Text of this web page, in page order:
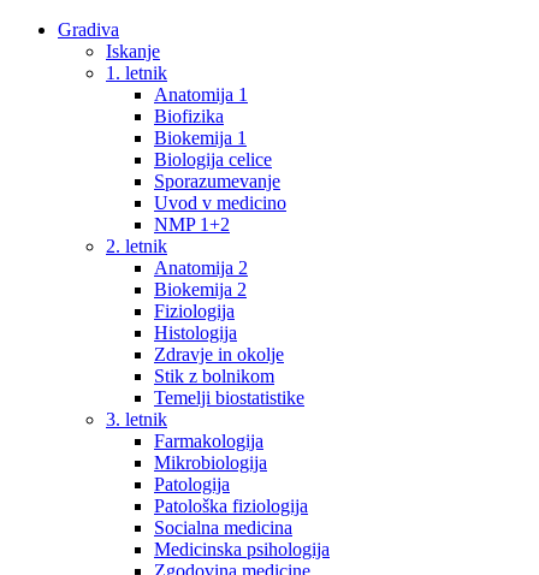
Gradiva
Iskanje
1. letnik
Anatomija 1
Biofizika
Biokemija 1
Biologija celice
Sporazumevanje
Uvod v medicino
NMP 1+2
2. letnik
Anatomija 2
Biokemija 2
Fiziologija
Histologija
Zdravje in okolje
Stik z bolnikom
Temelji biostatistike
3. letnik
Farmakologija
Mikrobiologija
Patologija
Patološka fiziologija
Socialna medicina
Medicinska psihologija
Zgodovina medicine